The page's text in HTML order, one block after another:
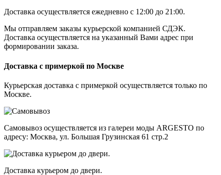
Доставка осуществляется ежедневно с 12:00 до 21:00.
Мы отправляем заказы курьерской компанией СДЭК.
Доставка осуществляется на указанный Вами адрес при
формировании заказа.
Доставка с примеркой по Москве
Курьерская доставка с примеркой осуществляется только по
Москве.
Самовывоз осуществляется из галереи моды ARGESTO по
адресу: Москва, ул. Большая Грузинская 61 стр.2
Доставка курьером до двери.